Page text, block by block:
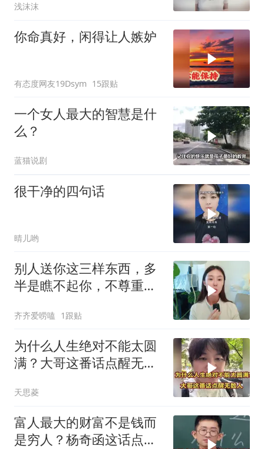
浅沫沫
你命真好，闲得让人嫉妒
有态度网友19Dsym 15跟贴
一个女人最大的智慧是什
么？
蓝猫说剧
很干净的四句话
晴儿哟
别人送你这三样东西，多
半是瞧不起你，不尊重
齐齐爱唠嗑 1跟贴
为什么人生绝对不能太圆
满？大哥这番话点醒无数
天思菱
富人最大的财富不是钱而
是穷人？杨奇函这话点醒